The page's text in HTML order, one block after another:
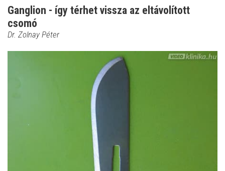
Ganglion - így térhet vissza az eltávolított
csomó
Dr. Zolnay Péter